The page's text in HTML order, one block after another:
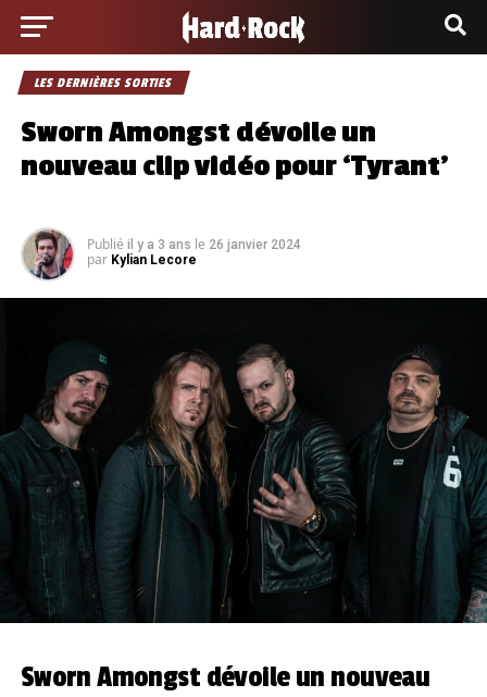
LES DERNIÈRES SORTIES
Sworn Amongst dévoile un
nouveau clip vidéo pour ‘Tyrant’
Publié il y a 3 ans le 26 janvier 2024
par Kylian Lecore
Sworn Amongst dévoile un nouveau